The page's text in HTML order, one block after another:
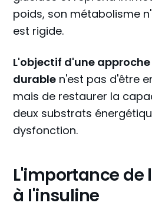
poids, son métabolisme
est rigide.
L'objectif d'une
durable n'est pas d'être
mais de restaurer la
deux substrats
dysfonction.
L'importance de
à l'insuline